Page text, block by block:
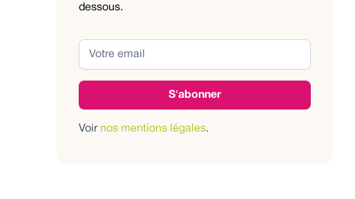
dessous.
Voir nos mentions légales.